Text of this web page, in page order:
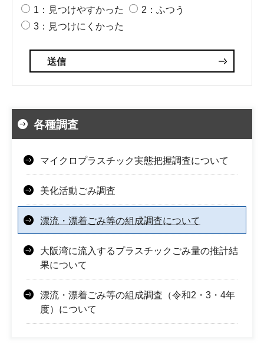
1：見つけやすかった
2：ふつう
3：見つけにくかった
各種調査
マイクロプラスチック実態把握調査について
美化活動ごみ調査
漂流・漂着ごみ等の組成調査について
大阪湾に流入するプラスチックごみ量の推計結
果について
漂流・漂着ごみ等の組成調査（令和2・3・4年
度）について